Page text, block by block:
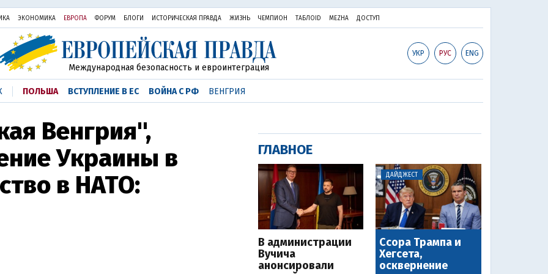
ЭКОНОМИКА ЕВРОПА ФОРУМ БЛОГИ ИСТОРИЧЕСКАЯ ПРАВДА ЖИЗНЬ ЧЕМПИОН ТАБЛОID MEZHA ДОСТУП
УКР РУС ENG
Международная безопасность и евроинтеграция
ПОЛЬША ВСТУПЛЕНИЕ В ЕС ВОЙНА С РФ ВЕНГРИЯ
Венгрия",
Украины в
в НАТО:
ГЛАВНОЕ
В администрации
Вучича
анонсировали
ДАЙДЖЕСТ
Ссора Трампа и
Хегсета,
осквернение